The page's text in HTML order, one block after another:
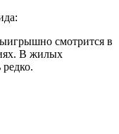
смотрится в
В жилых